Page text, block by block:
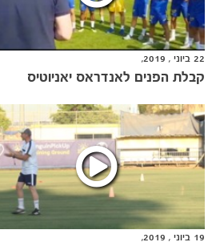
22 ביוני , 2019,
קבלת הפנים לאנדראס יאניוטיס
19 ביוני , 2019,